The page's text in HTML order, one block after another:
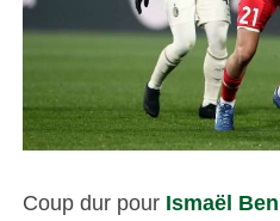
Coup dur pour Ismaël